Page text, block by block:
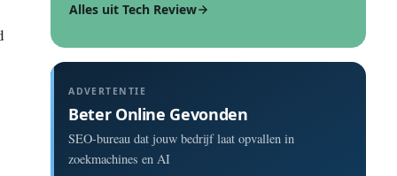
Alles uit Tech Review
ADVERTENTIE
Beter Online Gevonden
SEO-bureau dat jouw bedrijf laat opvallen in
zoekmachines en AI